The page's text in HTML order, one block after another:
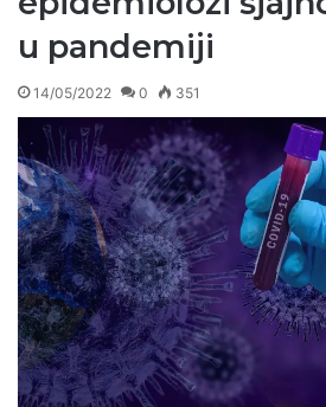
u pandemiji
14/05/2022 0 351